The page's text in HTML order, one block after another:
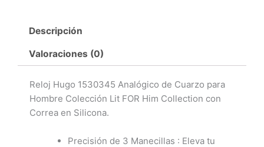
Descripción
Valoraciones (0)
Reloj Hugo 1530345 Analógico de Cuarzo para
Hombre Colección Lit FOR Him Collection con
Correa en Silicona.
Precisión de 3 Manecillas : Eleva tu